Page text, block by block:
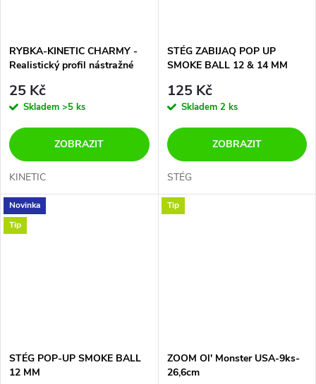
RYBKA-KINETIC CHARMY -
Realistický profil nástražné
25 Kč
Skladem >5 ks
ZOBRAZIT
KINETIC
STÉG ZABIJAQ POP UP
SMOKE BALL 12 & 14 MM
125 Kč
Skladem 2 ks
ZOBRAZIT
STÉG
Novinka
Tip
STÉG POP-UP SMOKE BALL
12 MM
Tip
ZOOM Ol' Monster USA-9ks-
26,6cm